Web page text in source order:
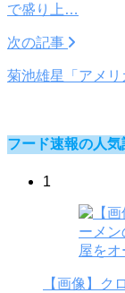
で盛り上…
次の記事
菊池雄星「アメリ
フード速報の人気
1
【画像】ク